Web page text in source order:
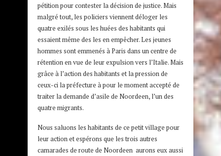
pétition pour contester la décision de justice. Mais
malgré tout, les policiers viennent déloger les
quatre exilés sous les huées des habitants qui
essaient même des les en empêcher. Les jeunes
hommes sont emmenés à Paris dans un centre de
rétention en vue de leur expulsion vers l’Italie. Mais
grâce à l’action des habitants et la pression de
ceux-ci la préfecture à pour le moment accepté de
traiter la demande d’asile de Noordeen, l’un des
quatre migrants.
Nous saluons les habitants de ce petit village pour
leur action et espérons que les trois autres
camarades de route de Noordeen aurons eux aussi